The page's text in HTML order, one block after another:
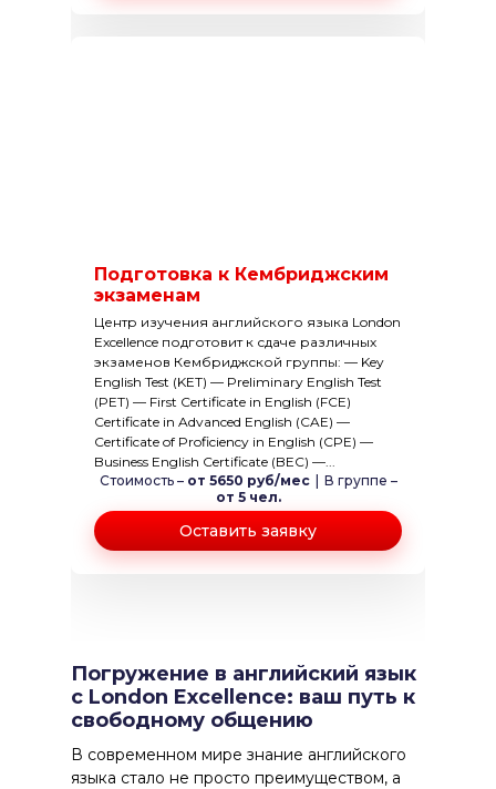
Подготовка к Кембриджским
экзаменам
Центр изучения английского языка London
Excellence подготовит к сдаче различных
экзаменов Кембриджской группы: — Key
English Test (KET) — Preliminary English Test
(PET) — First Certificate in English (FCE)
Certificate in Advanced English (CAE) —
Certificate of Proficiency in English (CPE) —
Business English Certificate (BEC) —...
Стоимость – от 5650 руб/мес
В группе –
от 5 чел.
Оставить заявку
Погружение в английский язык
с London Excellence: ваш путь к
свободному общению
В современном мире знание английского
языка стало не просто преимуществом, а